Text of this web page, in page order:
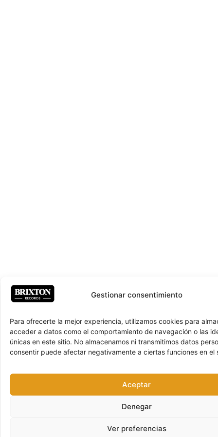
Gestionar consentimiento
Para ofrecerte la mejor experiencia, utilizamos cookies para
acceder a datos como el comportamiento de navegación o las
únicas en este sitio. No almacenamos ni transmitimos datos
consentir puede afectar negativamente a ciertas funciones en el
Aceptar
Denegar
Ver preferencias